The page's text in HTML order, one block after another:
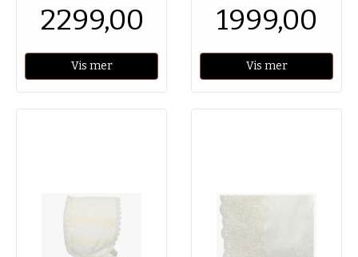
2299,00
Vis mer
1999,00
Vis mer